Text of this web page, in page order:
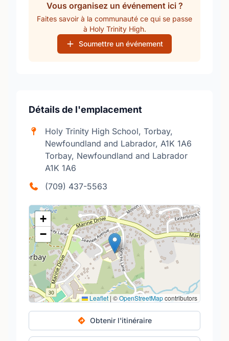
Vous organisez un événement ici ?
Faites savoir à la communauté ce qui se passe
à Holy Trinity High.
Soumettre un événement
Détails de l'emplacement
Holy Trinity High School, Torbay,
Newfoundland and Labrador, A1K 1A6
Torbay, Newfoundland and Labrador
A1K 1A6
(709) 437-5563
+
−
Leaflet | ©OpenStreetMapcontributors
Obtenir l'itinéraire